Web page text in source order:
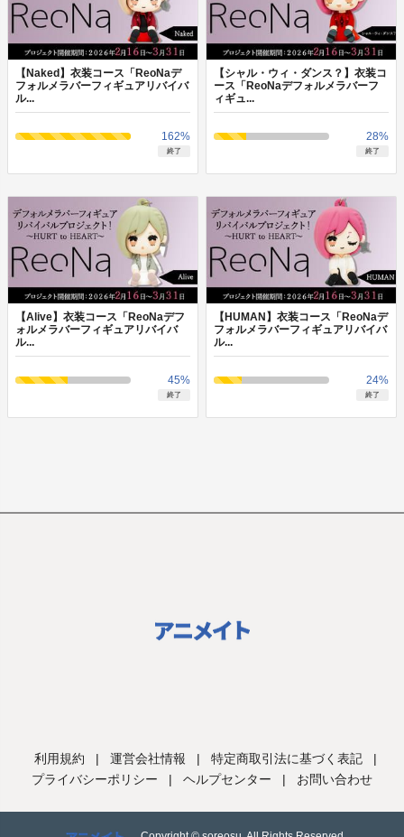
【Naked】衣装コース「ReoNaデ
フォルメラバーフィギュアリバイバ
ル...
162%
終了
【シャル・ウィ・ダンス？】衣装コ
ース「ReoNaデフォルメラバーフ
ィギュ...
28%
終了
【Alive】衣装コース「ReoNaデフ
ォルメラバーフィギュアリバイバ
ル...
45%
終了
【HUMAN】衣装コース「ReoNaデ
フォルメラバーフィギュアリバイバ
ル...
24%
終了
利用規約 | 運営会社情報 | 特定商取引法に基づく表記
|
プライバシーポリシー
| ヘルプセンター | お問い合わせ